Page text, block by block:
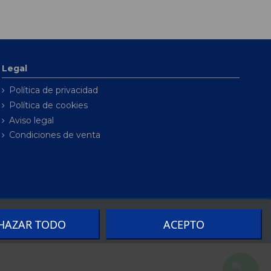
Legal
Política de privacidad
Política de cookies
Aviso legal
Condiciones de venta
TODO ACEPTO
Seintosoft